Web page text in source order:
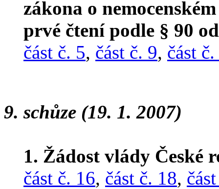
zákona o
prvé čtení podle § 90
část č. 5, část č. 9, část
9. schůze (19. 1. 2007)
1. Žádost vlády České
část č. 16, část č. 18,